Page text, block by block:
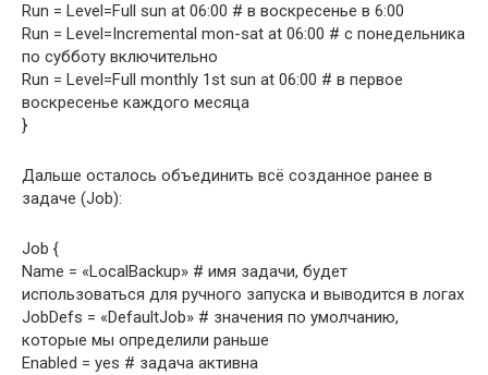
Run = Level=Full sun at 06:00 # в воскресенье в 6:00
Run = Level=Incremental mon-sat at 06:00 # с понедельника
по субботу включительно
Run = Level=Full monthly 1st sun at 06:00 # в первое
воскресенье каждого месяца
}
Дальше осталось объединить всё созданное ранее в
задаче (Job):
Job {
Name = «LocalBackup» # имя задачи, будет
использоваться для ручного запуска и выводится в логах
JobDefs = «DefaultJob» # значения по умолчанию,
которые мы определили раньше
Enabled = yes # задача активна